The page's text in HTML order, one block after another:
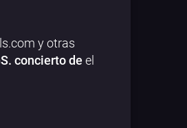
y otras
concierto de el